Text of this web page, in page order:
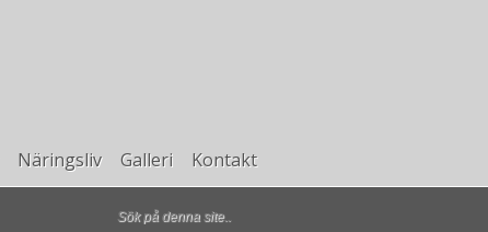
Näringsliv Galleri Kontakt